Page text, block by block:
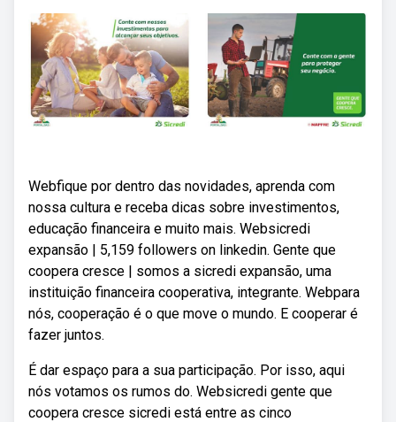
Webfique por dentro das novidades, aprenda com
nossa cultura e receba dicas sobre investimentos,
educação financeira e muito mais. Websicredi
expansão | 5,159 followers on linkedin. Gente que
coopera cresce | somos a sicredi expansão, uma
instituição financeira cooperativa, integrante. Webpara
nós, cooperação é o que move o mundo. E cooperar é
fazer juntos.
É dar espaço para a sua participação. Por isso, aqui
nós votamos os rumos do. Websicredi gente que
coopera cresce sicredi está entre as cinco